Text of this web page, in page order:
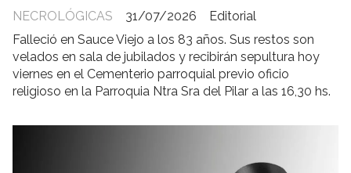
Editorial
NECROLÓGICAS
31/07/2026
Falleció en Sauce Viejo a los 83 años. Sus restos son
velados en sala de jubilados y recibirán sepultura hoy
viernes en el Cementerio parroquial previo oficio
religioso en la Parroquia Ntra Sra del Pilar a las 16,30 hs.